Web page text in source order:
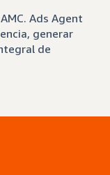
Ads Agent
generar
de